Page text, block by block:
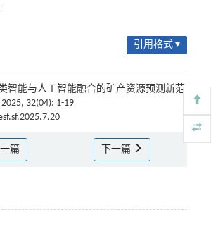
引用格式 ▾
智能与人工智能融合的矿产资源预测新范
32(04): 1-19
篇 下一篇